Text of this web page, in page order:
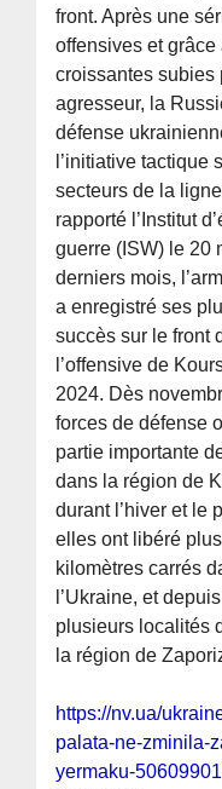
front. Après une
offensives et grâce
croissantes subies
agresseur, la
défense
l’initiative tactique
secteurs de la
rapporté l’Institut
guerre (ISW) le 20
derniers mois,
a enregistré ses
succès sur le front
l’offensive de
2024. Dès
forces de défense
partie importante
dans la région de
durant l’hiver et le
elles ont libéré
kilomètres carrés
l’Ukraine, et
plusieurs localités
la région de
https://nv.ua/
palata-ne-zminila-
yermaku-